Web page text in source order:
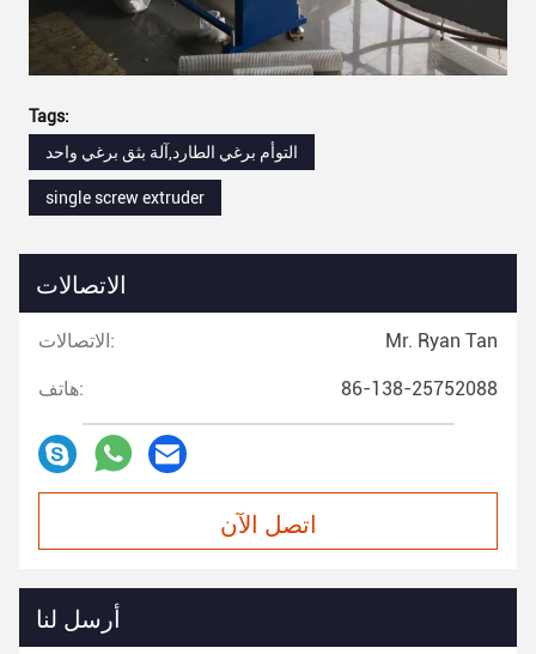
Tags:
التوأم برغي الطارد,آلة بثق برغي واحد
single screw extruder
الاتصالات
الاتصالات: Mr. Ryan Tan
هاتف: 86-138-25752088
اتصل الآن
أرسل لنا